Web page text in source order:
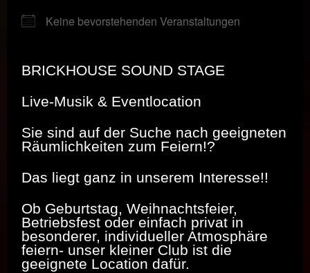
Keine bevorstehenden Veranstaltungen
BRICKHOUSE SOUND STAGE
Live-Musik & Eventlocation
Sie sind auf der Suche nach geeigneten
Räumlichkeiten zum Feiern!?
Das liegt ganz in unserem Interesse!!
Ob Geburtstag, Weihnachtsfeier,
Betriebsfest oder einfach privat in
besonderer, individueller Atmosphäre
feiern- unser kleiner Club ist die
geeignete Location dafür.